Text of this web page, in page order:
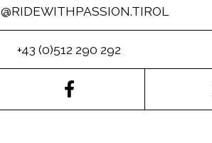
+43 (0)512 290 292